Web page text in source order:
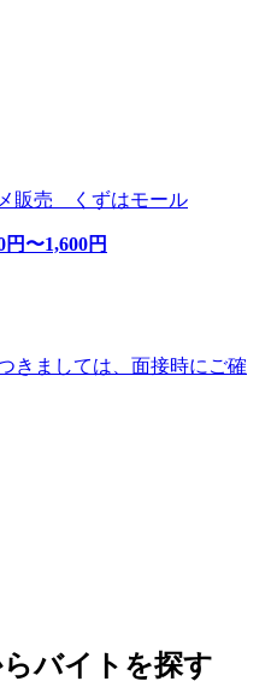
販売 くずはモール
円〜1,600円
きましては、面接時にご確
バイトを探す